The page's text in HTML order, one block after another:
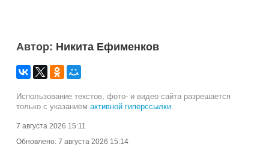
Автор: Никита Ефименков
Использование текстов, фото- и видео сайта разрешается
только с указанием активной гиперссылки
7 августа 2026 15:11
Обновлено: 7 августа 2026 15:14